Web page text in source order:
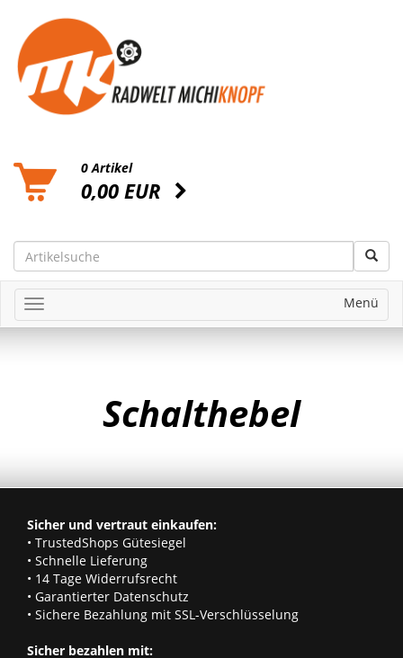
0 Artikel
0,00 EUR
Menü
Schalthebel
Sicher und vertraut einkaufen:
• TrustedShops Gütesiegel
• Schnelle Lieferung
• 14 Tage Widerrufsrecht
• Garantierter Datenschutz
• Sichere Bezahlung mit SSL-Verschlüsselung
Sicher bezahlen mit: